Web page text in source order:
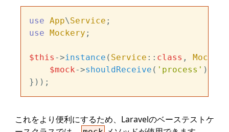
use App\Service
use Mockery ;
$this ->instance ( Service :: class , Mockery
$mock->shouldReceive ( 'process' )->
これをより便利にするため、Laravelのベーステストケ